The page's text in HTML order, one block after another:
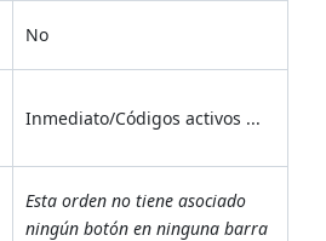
No
Inmediato/Códigos activos ...
Esta orden no tiene asociado
ningún botón en ninguna barra